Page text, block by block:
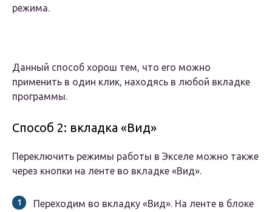
режима.
Данный способ хорош тем, что его можно
применить в один клик, находясь в любой вкладке
программы.
Способ 2: вкладка «Вид»
Переключить режимы работы в Экселе можно также
через кнопки на ленте во вкладке «Вид».
Переходим во вкладку «Вид». На ленте в блоке